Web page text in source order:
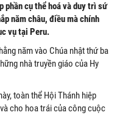
phần cụ thể hoá và duy trì sứ
năm châu, điều mà chính
vụ tại Peru.
năm vào Chúa nhật thứ ba
nhà truyền giáo của Hy
toàn thể Hội Thánh hiệp
cho hoa trái của công cuộc